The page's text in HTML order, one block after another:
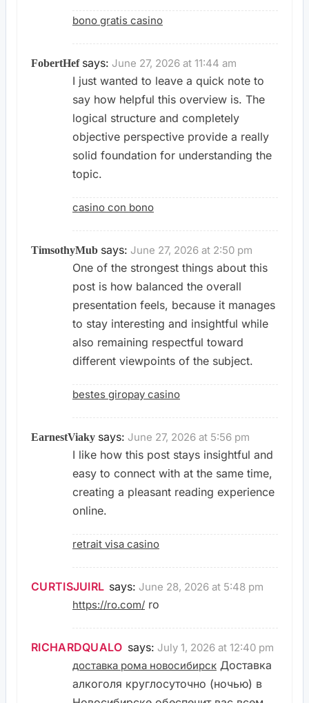
bono gratis casino
FobertHef says: June 27, 2026 at 11:44 am
I just wanted to leave a quick note to
say how helpful this overview is. The
logical structure and completely
objective perspective provide a really
solid foundation for understanding the
topic.
casino con bono
TimsothyMub says: June 27, 2026 at 2:50 pm
One of the strongest things about this
post is how balanced the overall
presentation feels, because it manages
to stay interesting and insightful while
also remaining respectful toward
different viewpoints of the subject.
bestes giropay casino
EarnestViaky says: June 27, 2026 at 5:56 pm
I like how this post stays insightful and
easy to connect with at the same time,
creating a pleasant reading experience
online.
retrait visa casino
CURTISJUIRL says: June 28, 2026 at 5:48 pm
https://ro.com/ ro
RICHARDQUALO says: July 1, 2026 at 12:40 pm
доставка рома новосибирск Доставка
алкоголя круглосуточно (ночью) в